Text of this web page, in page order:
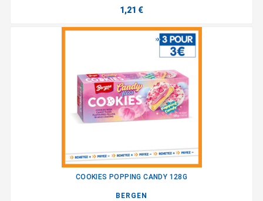
1,21 €
COOKIES POPPING CANDY 128G
BERGEN